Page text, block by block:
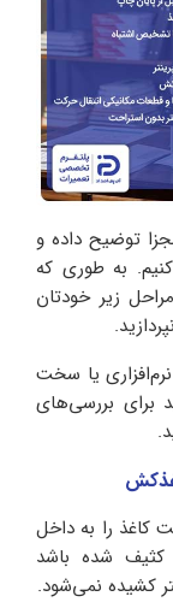
توضیح داده و
به طوری که
زیر خودتان
یا سخت
برای بررسی‌های
را به داخل
کثیف شده باشد
کشیده نمی‌شود.